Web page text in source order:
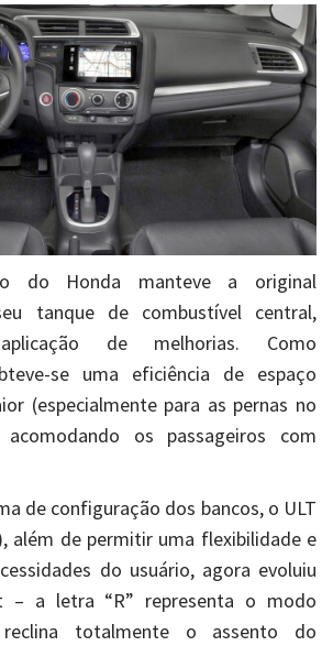
do Honda manteve a original
tanque de combustível central,
de melhorias. Como
se uma eficiência de espaço
(especialmente para as pernas no
os passageiros com
de configuração dos bancos, o ULT
além de permitir uma flexibilidade e
do usuário, agora evoluiu
– a letra “R” representa o modo
reclina totalmente o assento do